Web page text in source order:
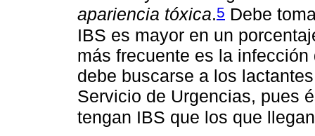
apariencia tóxica.5 Debe
IBS es mayor en un
más frecuente es la
debe buscarse a los
Servicio de Urgencias, pues
tengan IBS que los que